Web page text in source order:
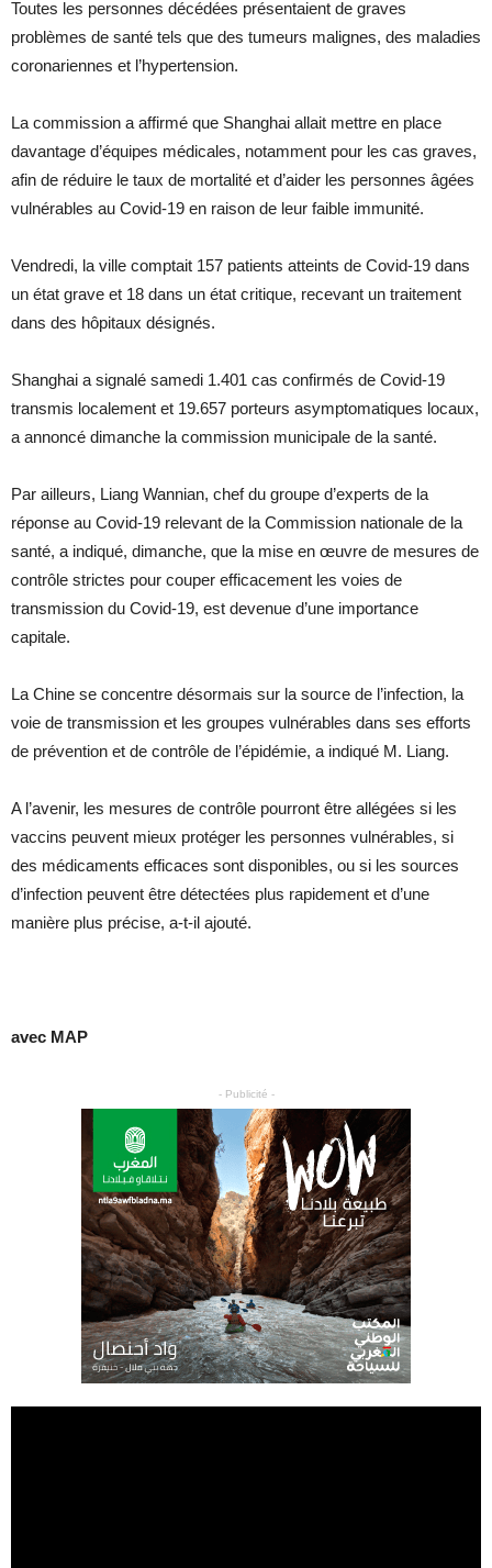
Toutes les personnes décédées présentaient de graves
problèmes de santé tels que des tumeurs malignes, des maladies
coronariennes et l’hypertension.
La commission a affirmé que Shanghai allait mettre en place
davantage d’équipes médicales, notamment pour les cas graves,
afin de réduire le taux de mortalité et d’aider les personnes âgées
vulnérables au Covid-19 en raison de leur faible immunité.
Vendredi, la ville comptait 157 patients atteints de Covid-19 dans
un état grave et 18 dans un état critique, recevant un traitement
dans des hôpitaux désignés.
Shanghai a signalé samedi 1.401 cas confirmés de Covid-19
transmis localement et 19.657 porteurs asymptomatiques locaux,
a annoncé dimanche la commission municipale de la santé.
Par ailleurs, Liang Wannian, chef du groupe d’experts de la
réponse au Covid-19 relevant de la Commission nationale de la
santé, a indiqué, dimanche, que la mise en œuvre de mesures de
contrôle strictes pour couper efficacement les voies de
transmission du Covid-19, est devenue d’une importance
capitale.
La Chine se concentre désormais sur la source de l’infection, la
voie de transmission et les groupes vulnérables dans ses efforts
de prévention et de contrôle de l’épidémie, a indiqué M. Liang.
A l’avenir, les mesures de contrôle pourront être allégées si les
vaccins peuvent mieux protéger les personnes vulnérables, si
des médicaments efficaces sont disponibles, ou si les sources
d’infection peuvent être détectées plus rapidement et d’une
manière plus précise, a-t-il ajouté.
avec MAP
- Publicité -